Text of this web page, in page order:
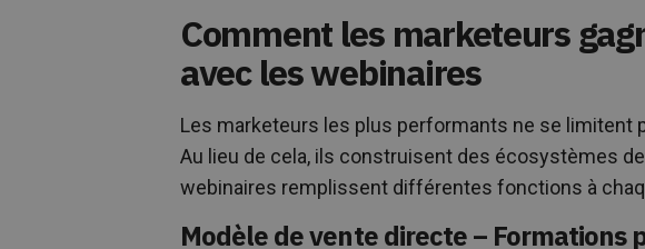
Comment les marketeurs
avec les webinaires
Les marketeurs les plus performants ne se limitent
Au lieu de cela, ils construisent des écosystèmes
webinaires remplissent différentes fonctions à
Modèle de vente directe – Formations